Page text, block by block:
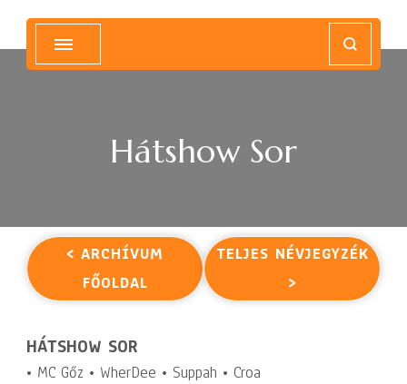
Hátshow Sor
< ARCHÍVUM
FŐOLDAL
TELJES NÉVJEGYZÉK
>
HÁTSHOW SOR
• MC Gőz • WherDee • Suppah • Croa